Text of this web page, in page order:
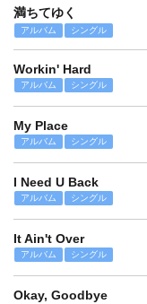
満ちてゆく
アルバム シングル
Workin' Hard
アルバム シングル
My Place
アルバム シングル
I Need U Back
アルバム シングル
It Ain't Over
アルバム シングル
Okay, Goodbye